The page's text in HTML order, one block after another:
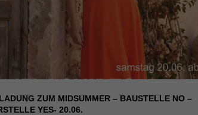
ZUM MIDSUMMER – BAUSTELLE NO –
YES- 20.06.